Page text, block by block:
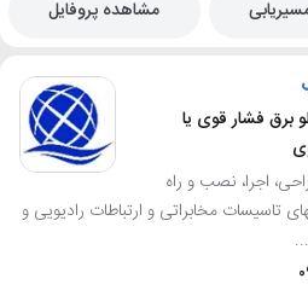
مشاهده پروفایل
برق فشار قوی یا
اجرا، نصب و راه
تاسیسات مخابراتی و ارتباطات رادیویی و